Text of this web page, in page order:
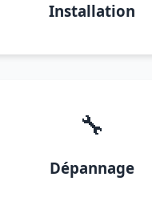
Installation
🔧
Dépannage